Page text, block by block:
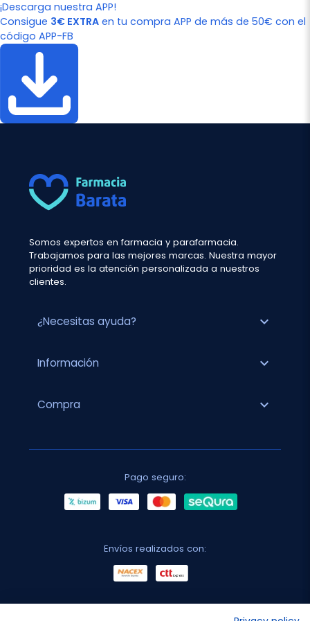
¡Descarga nuestra APP!
Consigue 3€ EXTRA en tu compra APP de más de 50€ con el
código APP-FB
Somos expertos en farmacia y parafarmacia.
Trabajamos para las mejores marcas. Nuestra mayor
prioridad es la atención personalizada a nuestros
clientes.
¿Necesitas ayuda? expand_more
Información expand_more
Compra expand_more
Pago seguro:
Envíos realizados con: